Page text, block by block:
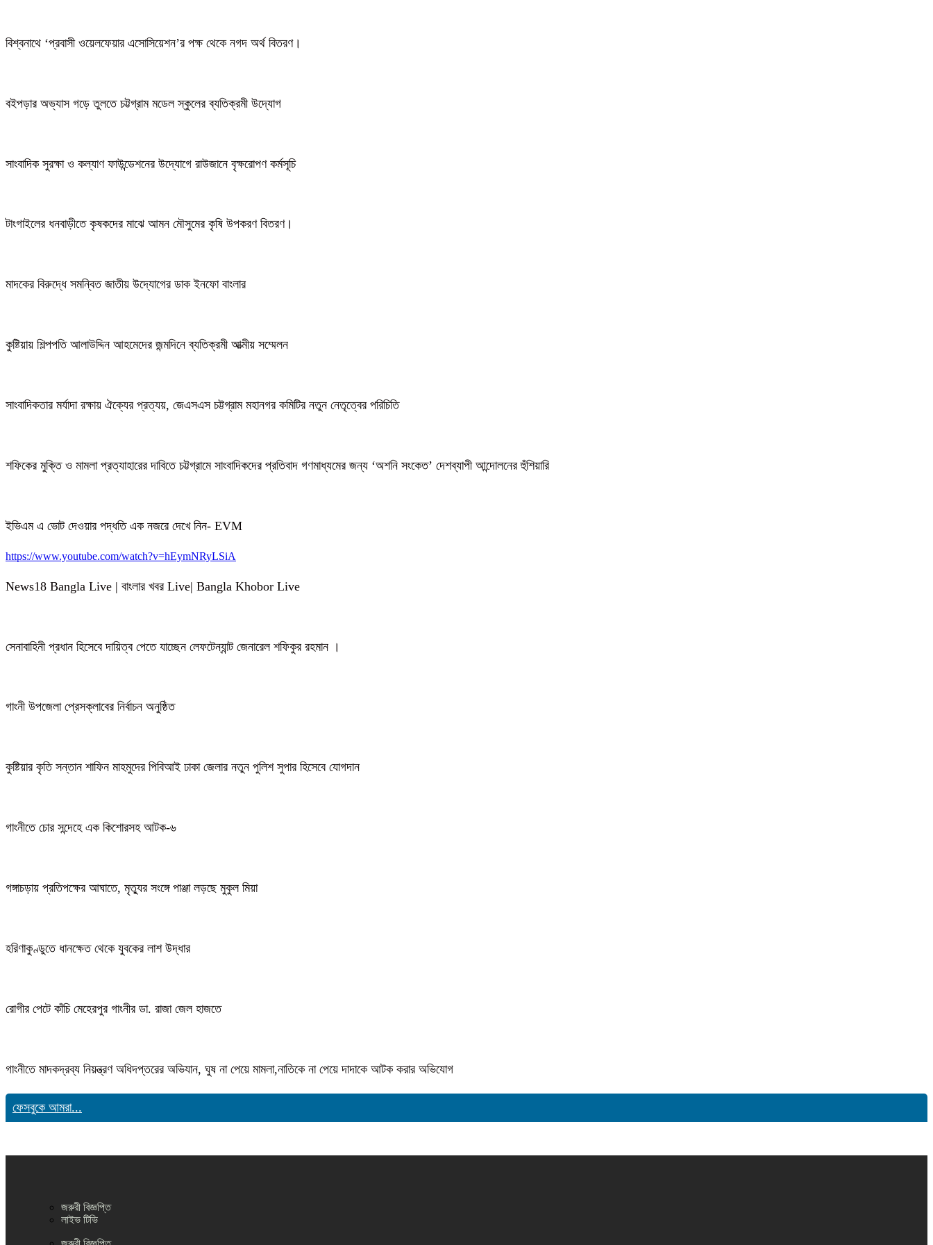
বিশ্বনাথে ‘প্রবাসী ওয়েলফেয়ার এসোসিয়েশন’র পক্ষ থেকে নগদ অর্থ বিতরণ।
বইপড়ার অভ্যাস গড়ে তুলতে চট্টগ্রাম মডেল স্কুলের ব্যতিক্রমী উদ্যোগ
সাংবাদিক সুরক্ষা ও কল্যাণ ফাউন্ডেশনের উদ্যোগে রাউজানে বৃক্ষরোপণ কর্মসূচি
টাংগাইলের ধনবাড়ীতে কৃষকদের মাঝে আমন মৌসুমের কৃষি উপকরণ বিতরণ।
মাদকের বিরুদ্ধে সমন্বিত জাতীয় উদ্যোগের ডাক ইনফো বাংলার
কুষ্টিয়ায় শিল্পপতি আলাউদ্দিন আহমেদের জন্মদিনে ব্যতিক্রমী আত্মীয় সম্মেলন
সাংবাদিকতার মর্যাদা রক্ষায় ঐক্যের প্রত্যয়, জেএসএস চট্টগ্রাম মহানগর কমিটির নতুন নেতৃত্বের পরিচিতি
শফিকের মুক্তি ও মামলা প্রত্যাহারের দাবিতে চট্টগ্রামে সাংবাদিকদের প্রতিবাদ গণমাধ্যমের জন্য ‘অশনি সংকেত’ দেশব্যাপী আন্দোলনের হুঁশিয়ারি
ইভিএম এ ভোট দেওয়ার পদ্ধতি এক নজরে দেখে নিন- EVM
https://www.youtube.com/watch?v=hEymNRyLSiA
News18 Bangla Live | বাংলার খবর Live| Bangla Khobor Live
সেনাবাহিনী প্রধান হিসেবে দায়িত্ব পেতে যাচ্ছেন লেফটেন্যান্ট জেনারেল শফিকুর রহমান ।
গাংনী উপজেলা প্রেসক্লাবের নির্বাচন অনুষ্ঠিত
কুষ্টিয়ার কৃতি সন্তান শাফিন মাহমুদের পিবিআই ঢাকা জেলার নতুন পুলিশ সুপার হিসেবে যোগদান
গাংনীতে চোর সন্দেহে এক কিশোরসহ আটক-৬
গঙ্গাচড়ায় প্রতিপক্ষের আঘাতে, মৃত্যুর সংঙ্গে পাঞ্জা লড়ছে মুকুল মিয়া
হরিণাকুণ্ডুতে ধানক্ষেত থেকে যুবকের লাশ উদ্ধার
রোগীর পেটে কাঁচি মেহেরপুর গাংনীর ডা. রাজা জেল হাজতে
গাংনীতে মাদকদ্রব্য নিয়ন্ত্রণ অধিদপ্তরের অভিযান, ঘুষ না পেয়ে মামলা,নাতিকে না পেয়ে দাদাকে আটক করার অভিযোগ
ফেসবুকে আমরা...
জরুরী বিজ্ঞপ্তি
লাইভ টিভি